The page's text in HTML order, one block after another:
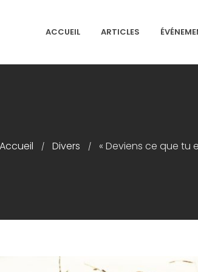
ACCUEIL ARTICLES
Accueil / Divers / « Deviens ce que tu